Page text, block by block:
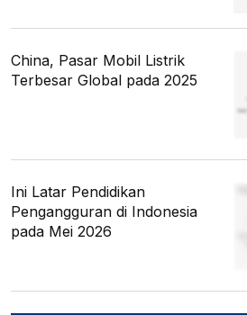
China, Pasar Mobil Listrik
Terbesar Global pada 2025
Ini Latar Pendidikan
Pengangguran di Indonesia
pada Mei 2026